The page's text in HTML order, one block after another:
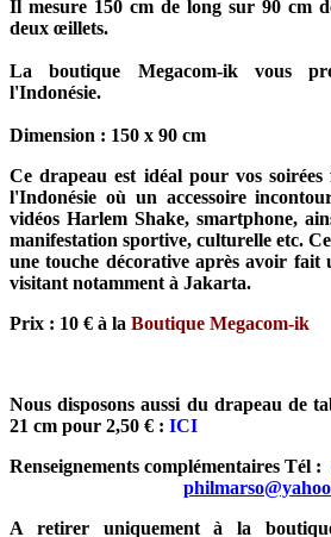
Il mesure 150 cm de long sur 90 cm
deux œillets.
La boutique Megacom-ik vous
l'Indonésie.
Dimension : 150 x 90 cm
Ce drapeau est idéal pour vos soirées
l'Indonésie où un accessoire
vidéos Harlem Shake, smartphone,
manifestation sportive, culturelle etc.
une touche décorative après avoir fait
visitant notamment à Jakarta.
Prix : 10 € à la Boutique Megacom-ik
Nous disposons aussi du drapeau de
21 cm pour 2,50 € : ICI
Renseignements complémentaires Tél :
A retirer uniquement à la